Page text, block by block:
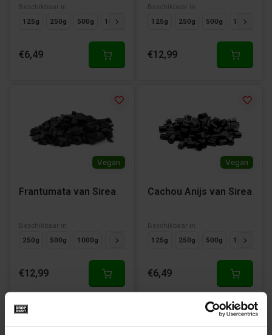
Beschikbaar in
125g
250g 500g 1000g
€6,49
Beschikbaar in
125g
250g 500g 1000g
€12,99
Vegan
Frantumata van Sirea
Beschikbaar in
250g
500g 1000g 125g
€12,99
Vegan
Cachou Anijs van Sirea
Beschikbaar in
125g
250g 500g 1000g
€6,49